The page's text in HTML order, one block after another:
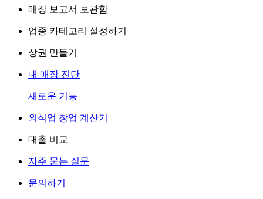
매장 보고서 보관함
업종 카테고리 설정하기
상권 만들기
내 매장 진단
새로운 기능
외식업 창업 계산기
대출 비교
자주 묻는 질문
문의하기